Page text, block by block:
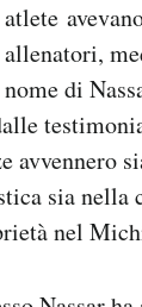
di
avvennero
sia nella
nel